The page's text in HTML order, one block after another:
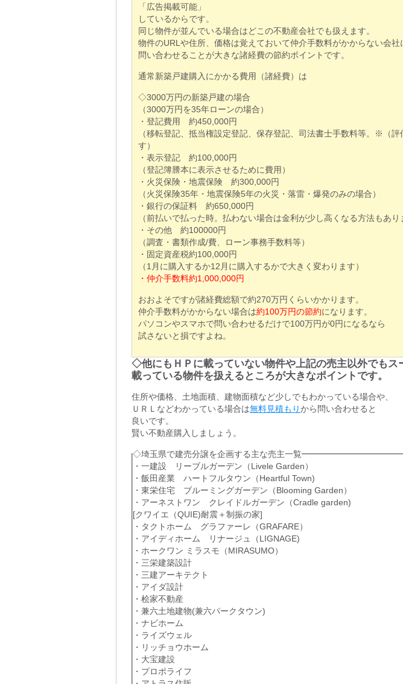
「広告掲載可能」
しているからです。
同じ物件が並んでいる場合はどこの不動産会社でも扱えます。
物件のURLや住所、価格は覚えておいて仲介手数料がかからない会社
問い合わせることが大きな諸経費の節約ポイントです。
通常新築戸建購入にかかる費用（諸経費）は
◇3000万円の新築戸建の場合
（3000万円を35年ローンの場合）
・登記費用 約450,000円
（移転登記、抵当権設定登記、保存登記、司法書士手数料等。※（
す）
・表示登記 約100,000円
（登記簿謄本に表示させるために費用）
・火災保険・地震保険 約300,000円
（火災保険35年・地震保険5年の火災・落雷・爆発のみの場合）
・銀行の保証料 約650,000円
（前払いで払った時。払わない場合は金利が少し高くなる方法もあり
・その他 約100000円
（調査・書類作成/費、ローン事務手数料等）
・固定資産税約100,000円
（1月に購入するか12月に購入するかで大きく変わります）
・仲介手数料約1,000,000円
おおよそですが諸経費総額で約270万円くらいかかります。
仲介手数料がかからない場合は約100万円の節約になります。
パソコンやスマホで問い合わせるだけで100万円が0円になるなら
試さないと損ですよね。
◇他にもＨＰに載っていない物件や上記の売主以外でもス
載っている物件を扱えるところが大きなポイントです。
住所や価格、土地面積、建物面積など少しでもわかっている場合や、
ＵＲＬなどわかっている場合は無料見積もりから問い合わせると
良いです。
賢い不動産購入しましょう。
◇埼玉県で建売分譲を企画する主な売主一覧
・一建設 リーブルガーデン（Livele Garden）
・飯田産業 ハートフルタウン（Heartful Town)
・東栄住宅 ブルーミングガーデン（Blooming Garden）
・アーネストワン クレイドルガーデン（Cradle garden)
[クワイエ（QUIE)耐震＋制振の家]
・タクトホーム グラファーレ（GRAFARE）
・アイディホーム リナージュ（LIGNAGE)
・ホークワン ミラスモ（MIRASUMO）
・三栄建築設計
・三建アーキテクト
・アイダ設計
・桧家不動産
・兼六土地建物(兼六パークタウン)
・ナビホーム
・ライズウェル
・リッチョウホーム
・大宝建設
・プロポライフ